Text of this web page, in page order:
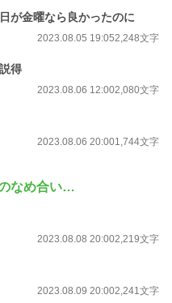
金曜なら良かったのに
2023.08.05 19:052,248文字
得
2023.08.06 12:002,080文字
2023.08.06 20:001,744文字
なめ合い…
2023.08.08 20:002,219文字
2023.08.09 20:002,241文字